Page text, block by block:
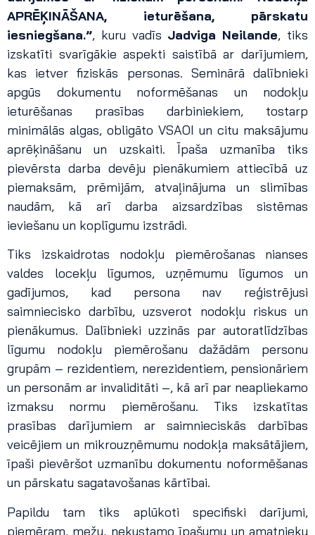
APRĒĶINĀŠANA, ieturēšana, pārskatu
iesniegšana.”, kuru vadīs Jadviga Neilande, tiks
izskatīti svarīgākie aspekti saistībā ar darījumiem,
kas ietver fiziskās personas. Seminārā dalībnieki
apgūs dokumentu noformēšanas un nodokļu
ieturēšanas prasības darbiniekiem, tostarp
minimālās algas, obligāto VSAOI un citu maksājumu
aprēķināšanu un uzskaiti. Īpaša uzmanība tiks
pievērsta darba devēju pienākumiem attiecībā uz
piemaksām, prēmijām, atvaļinājuma un slimības
naudām, kā arī darba aizsardzības sistēmas
ieviešanu un koplīgumu izstrādi.
Tiks izskaidrotas nodokļu piemērošanas nianses
valdes locekļu līgumos, uzņēmumu līgumos un
gadījumos, kad persona nav reģistrējusi
saimniecisko darbību, uzsverot nodokļu riskus un
pienākumus. Dalībnieki uzzinās par autoratlīdzības
līgumu nodokļu piemērošanu dažādām personu
grupām – rezidentiem, nerezidentiem, pensionāriem
un personām ar invaliditāti –, kā arī par neapliekamo
izmaksu normu piemērošanu. Tiks izskatītas
prasības darījumiem ar saimnieciskās darbības
veicējiem un mikrouzņēmumu nodokļa maksātājiem,
īpaši pievēršot uzmanību dokumentu noformēšanas
un pārskatu sagatavošanas kārtībai.
Papildu tam tiks aplūkoti specifiski darījumi,
piemēram, mežu, nekustamo īpašumu un amatnieku